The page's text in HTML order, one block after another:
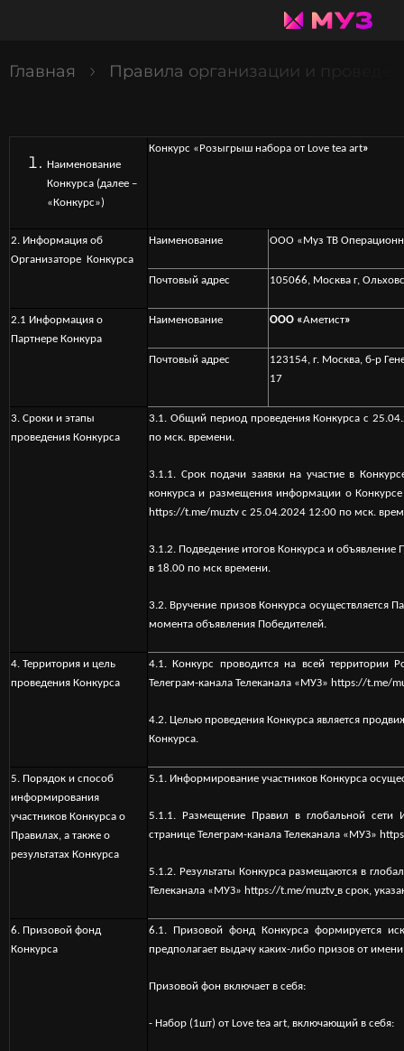
Главная Правила организации и
Наименование
Конкурса (далее –
«Конкурс»)
Конкурс «Розыгрыш набора от Love tea art»
2. Информация об
Организаторе Конкурса
Наименование ООО «Муз ТВ
Почтовый адрес 105066, Москва г,
2.1 Информация о
Партнере Конкура
Наименование ООО «Аметист»
Почтовый адрес
123154, г. Москва, б-р
17
3. Сроки и этапы
проведения Конкурса
3.1. Общий период проведения Конкурса с
по мск. времени.
3.1.1. Срок подачи заявки на участие в
конкурса и размещения информации о
https://t.me/muztv с 25.04.2024 12:00 по мск.
3.1.2. Подведение итогов Конкурса и объявление
в 18.00 по мск времени.
3.2. Вручение призов Конкурса осуществляется
момента объявления Победителей.
4. Территория и цель
проведения Конкурса
4.1. Конкурс проводится на всей территории
Телеграм-канала Телеканала «МУЗ» https://t.me/
4.2. Целью проведения Конкурса является
Конкурса.
5. Порядок и способ
информирования
участников Конкурса о
Правилах, а также о
результатах Конкурса
5.1. Информирование участников Конкурса
5.1.1. Размещение Правил в глобальной сети
странице Телеграм-канала Телеканала «МУЗ»
5.1.2. Результаты Конкурса размещаются в
Телеканала «МУЗ» https://t.me/muztv в срок,
6. Призовой фонд
Конкурса
6.1. Призовой фонд Конкурса формируется
предполагает выдачу каких-либо призов от
Призовой фон включает в себя:
- Набор (1шт) от Love tea art, включающий в себя: